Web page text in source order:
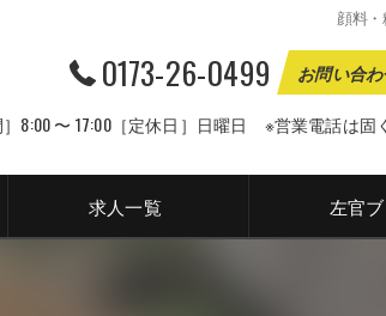
顔料
0173-26-0499 お問い合
］8:00 〜 17:00［定休日］日曜日 ※営業電話は
求人一覧 左官